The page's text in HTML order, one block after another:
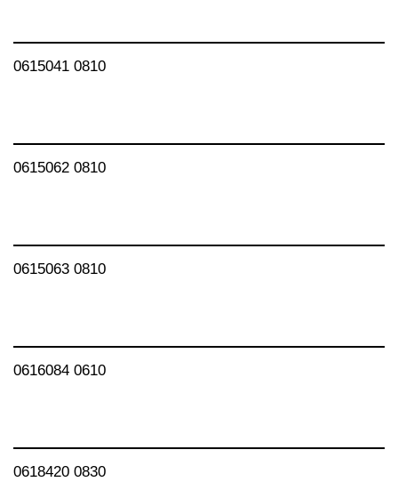
0615041 0810
0615062 0810
0615063 0810
0616084 0610
0618420 0830